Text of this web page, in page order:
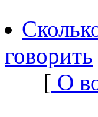
говорить
[ О